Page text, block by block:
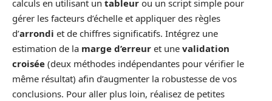
calculs en utilisant un tableur ou un script simple pour
gérer les facteurs d’échelle et appliquer des règles
d’arrondi et de chiffres significatifs. Intégrez une
estimation de la marge d’erreur et une validation
croisée (deux méthodes indépendantes pour vérifier le
même résultat) afin d’augmenter la robustesse de vos
conclusions. Pour aller plus loin, réalisez de petites